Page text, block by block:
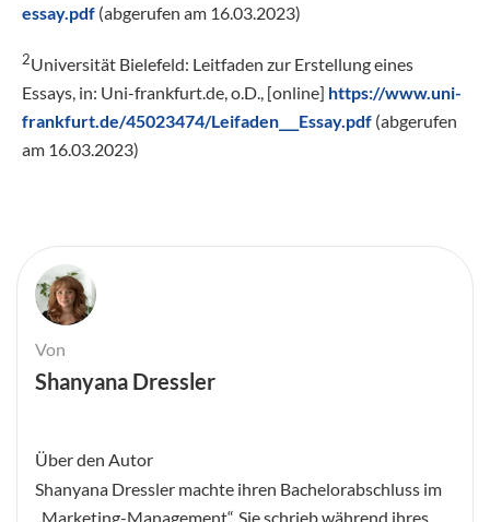
essay.pdf (abgerufen am 16.03.2023)
2Universität Bielefeld: Leitfaden zur Erstellung eines
Essays, in: Uni-frankfurt.de, o.D., [online] https://www.uni-
frankfurt.de/45023474/Leifaden___Essay.pdf (abgerufen
am 16.03.2023)
Von
Shanyana Dressler
Über den Autor
Shanyana Dressler machte ihren Bachelorabschluss im
„Marketing-Management“. Sie schrieb während ihres